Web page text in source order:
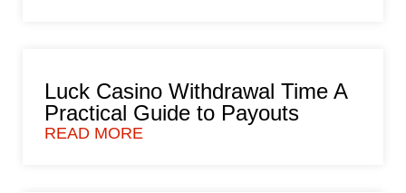
Luck Casino Withdrawal Time A
Practical Guide to Payouts
READ MORE